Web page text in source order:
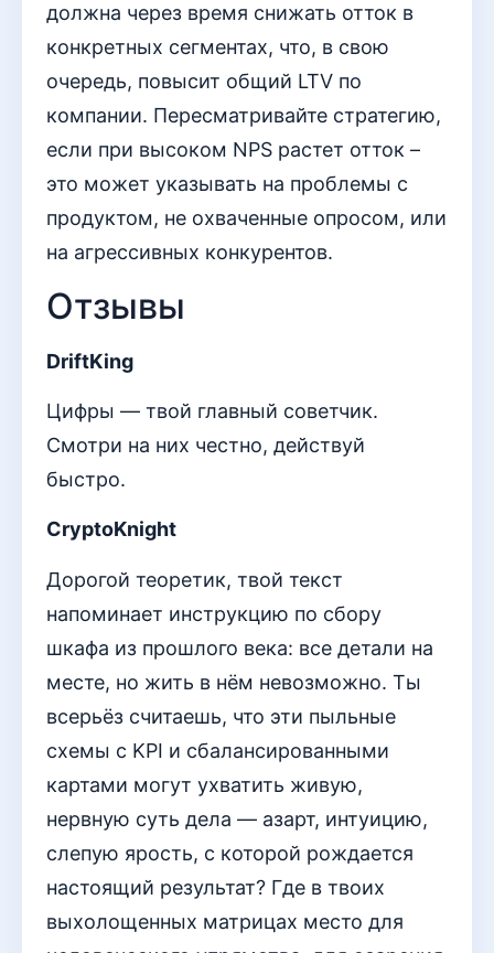
должна через время снижать отток в
конкретных сегментах, что, в свою
очередь, повысит общий LTV по
компании. Пересматривайте стратегию,
если при высоком NPS растет отток –
это может указывать на проблемы с
продуктом, не охваченные опросом, или
на агрессивных конкурентов.
Отзывы
DriftKing
Цифры — твой главный советчик.
Смотри на них честно, действуй
быстро.
CryptoKnight
Дорогой теоретик, твой текст
напоминает инструкцию по сбору
шкафа из прошлого века: все детали на
месте, но жить в нём невозможно. Ты
всерьёз считаешь, что эти пыльные
схемы с KPI и сбалансированными
картами могут ухватить живую,
нервную суть дела — азарт, интуицию,
слепую ярость, с которой рождается
настоящий результат? Где в твоих
выхолощенных матрицах место для